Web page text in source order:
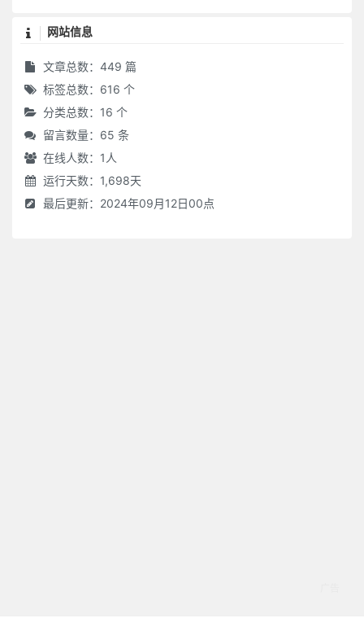
网站信息
文章总数：449 篇
标签总数：616 个
分类总数：16 个
留言数量：65 条
在线人数： 1 人
运行天数：1,698天
最后更新：2024年09月12日00点